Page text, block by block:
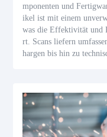
mponenten und
ikel ist mit einem
was die Effektivität und
rt. Scans liefern
hargen bis hin zu